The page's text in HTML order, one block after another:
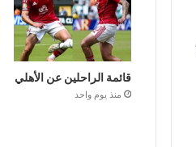
قائمة الراحلين عن الأهلي
منذ يوم واحد